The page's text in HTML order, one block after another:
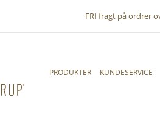
FRI fragt på ordrer
PRODUKTER KUNDESERVICE